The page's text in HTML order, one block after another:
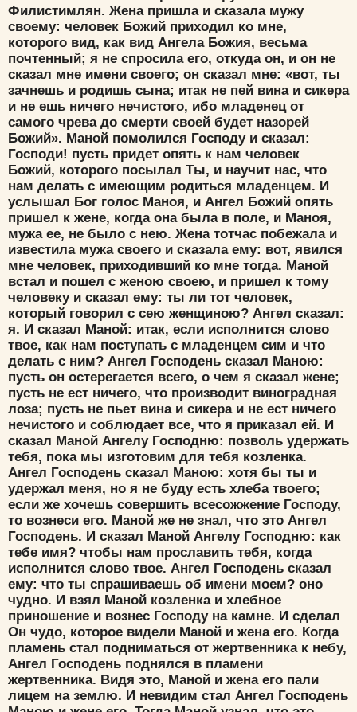
Филистимлян. Жена пришла и сказала мужу
своему: человек Божий приходил ко мне,
которого вид, как вид Ангела Божия, весьма
почтенный; я не спросила его, откуда он, и он не
сказал мне имени своего; он сказал мне: «вот, ты
зачнешь и родишь сына; итак не пей вина и сикера
и не ешь ничего нечистого, ибо младенец от
самого чрева до смерти своей будет назорей
Божий». Маной помолился Господу и сказал:
Господи! пусть придет опять к нам человек
Божий, которого посылал Ты, и научит нас, что
нам делать с имеющим родиться младенцем. И
услышал Бог голос Маноя, и Ангел Божий опять
пришел к жене, когда она была в поле, и Маноя,
мужа ее, не было с нею. Жена тотчас побежала и
известила мужа своего и сказала ему: вот, явился
мне человек, приходивший ко мне тогда. Маной
встал и пошел с женою своею, и пришел к тому
человеку и сказал ему: ты ли тот человек,
который говорил с сею женщиною? Ангел сказал:
я. И сказал Маной: итак, если исполнится слово
твое, как нам поступать с младенцем сим и что
делать с ним? Ангел Господень сказал Маною:
пусть он остерегается всего, о чем я сказал жене;
пусть не ест ничего, что производит виноградная
лоза; пусть не пьет вина и сикера и не ест ничего
нечистого и соблюдает все, что я приказал ей. И
сказал Маной Ангелу Господню: позволь удержать
тебя, пока мы изготовим для тебя козленка.
Ангел Господень сказал Маною: хотя бы ты и
удержал меня, но я не буду есть хлеба твоего;
если же хочешь совершить всесожжение Господу,
то вознеси его. Маной же не знал, что это Ангел
Господень. И сказал Маной Ангелу Господню: как
тебе имя? чтобы нам прославить тебя, когда
исполнится слово твое. Ангел Господень сказал
ему: что ты спрашиваешь об имени моем? оно
чудно. И взял Маной козленка и хлебное
приношение и вознес Господу на камне. И сделал
Он чудо, которое видели Маной и жена его. Когда
пламень стал подниматься от жертвенника к небу,
Ангел Господень поднялся в пламени
жертвенника. Видя это, Маной и жена его пали
лицем на землю. И невидим стал Ангел Господень
Хорошо
Да
Нет
Вход
Регистрация
Цвет:
Удалить Сохранить